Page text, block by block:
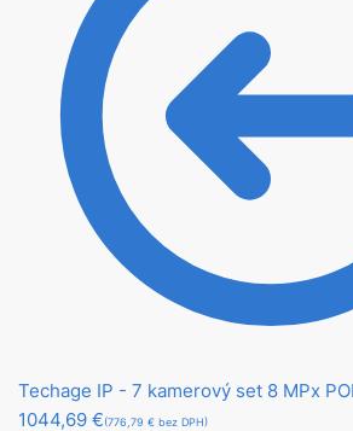
Techage IP - 7 kamerový set 8 MPx
1044,69 €(776,79 € bez DPH)